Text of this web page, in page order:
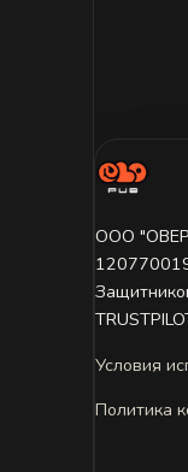
ООО
Условия
Политика